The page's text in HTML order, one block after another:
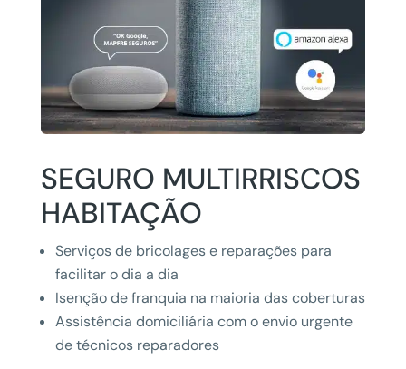
SEGURO MULTIRRISCOS
HABITAÇÃO
Serviços de bricolages e reparações para
facilitar o dia a dia
Isenção de franquia na maioria das coberturas
Assistência domiciliária com o envio urgente
de técnicos reparadores